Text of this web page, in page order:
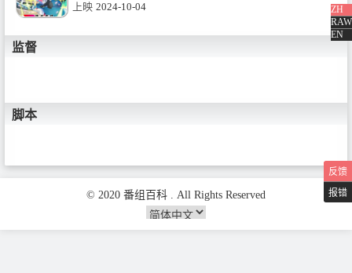
ZH
RAW
EN
上映 2024-10-04
监督
脚本
反馈
报错
© 2020 番组百科 . All Rights Reserved